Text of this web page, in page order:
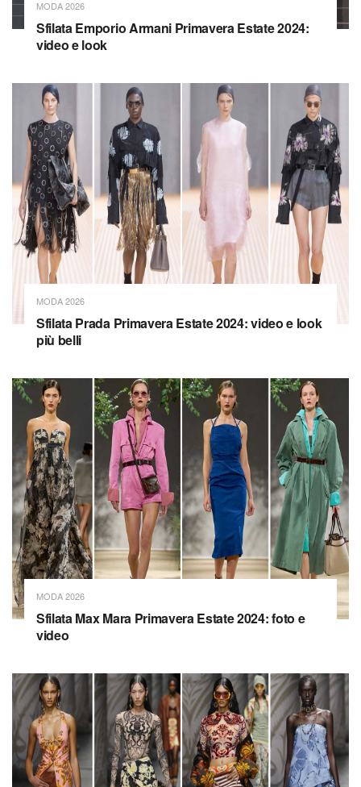
MODA 2026
Sfilata Emporio Armani Primavera Estate 2024:
video e look
MODA 2026
Sfilata Prada Primavera Estate 2024: video e look
più belli
MODA 2026
Sfilata Max Mara Primavera Estate 2024: foto e
video